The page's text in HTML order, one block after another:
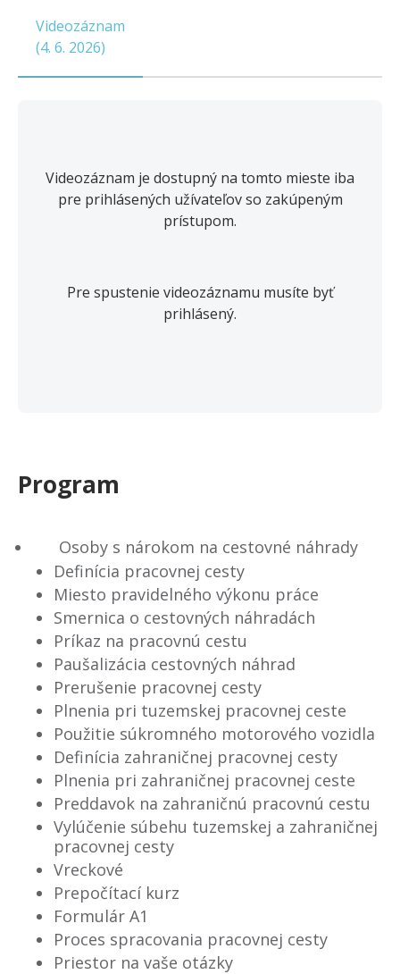
Videozáznam
(4. 6. 2026)
Videozáznam je dostupný na tomto mieste iba
pre prihlásených užívateľov so zakúpeným
prístupom.
Pre spustenie videozáznamu musíte byť
prihlásený.
Program
Osoby s nárokom na cestovné náhrady
Definícia pracovnej cesty
Miesto pravidelného výkonu práce
Smernica o cestovných náhradách
Príkaz na pracovnú cestu
Paušalizácia cestovných náhrad
Prerušenie pracovnej cesty
Plnenia pri tuzemskej pracovnej ceste
Použitie súkromného motorového vozidla
Definícia zahraničnej pracovnej cesty
Plnenia pri zahraničnej pracovnej ceste
Preddavok na zahraničnú pracovnú cestu
Vylúčenie súbehu tuzemskej a zahraničnej
pracovnej cesty
Vreckové
Prepočítací kurz
Formulár A1
Proces spracovania pracovnej cesty
Priestor na vaše otázky